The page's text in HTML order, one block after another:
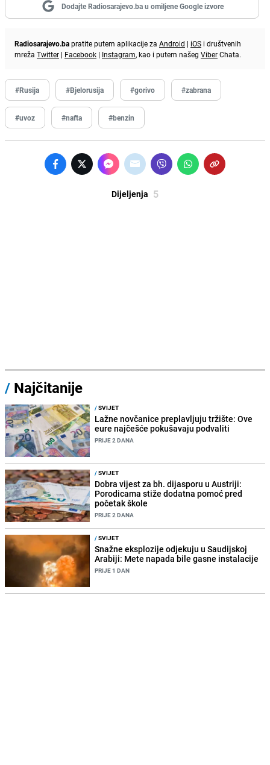
Dodajte Radiosarajevo.ba u omiljene Google izvore
Radiosarajevo.bapratite putem aplikacije za Android | iOS i društvenih
mreža Twitter | Facebook | Instagram, kao i putem našeg ViberChata.
#Rusija #Bjelorusija #gorivo #zabrana
#uvoz #nafta #benzin
Dijeljenja 5
/ Najčitanije
/SVIJET
Lažne novčanice preplavljuju tržište: Ove
eure najčešće pokušavaju podvaliti
PRIJE 2 DANA
/SVIJET
Dobra vijest za bh. dijasporu u Austriji:
Porodicama stiže dodatna pomoć pred
početak škole
PRIJE 2 DANA
/SVIJET
Snažne eksplozije odjekuju u Saudijskoj
Arabiji: Mete napada bile gasne instalacije
PRIJE 1 DAN